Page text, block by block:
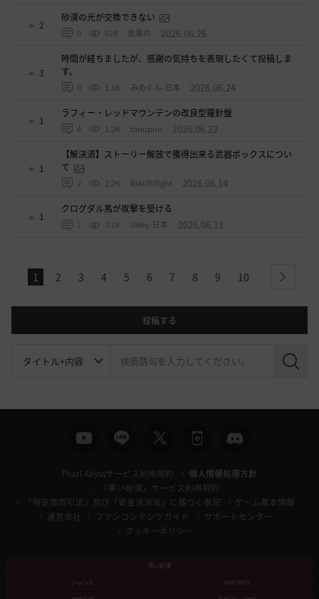
2
砂漠の光が交換できない
0 928 倉庫の 2026.06.26
3
時間が経ちましたが、感謝の気持ちを表現したくて投稿しま
す。
0 1.1K みめぐん-日本 2026.06.24
1
ラフィー・レッドマウンテンの改良型羅針盤
4 1.2K tanupon 2026.06.22
1
【解決済】ストーリー解放で獲得出来る武器ボックスについ
て
2 2.2K RiAUltifight 2026.06.14
1
クログダル馬が攻撃を受ける
2 3.1K UKey-日本 2026.06.11
1 2 3 4 5 6 7 8 9 10 next
投稿する
検
Pearl Abyssサービス利用規約
個人情報処理方針
「黒い砂漠」サービス利用規約
「特定商取引法」及び「資金決済法」に基づく表記
ゲーム基本情報
運営会社
ファンコンテンツガイド
サポートセンター
クッキーポリシー
黒い砂漠
ジャンル
MMORPG